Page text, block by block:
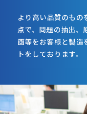
より高い品質のもの
点で、問題の抽出、
画等をお客様と製造
トをしております。